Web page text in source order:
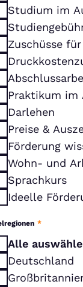
Studium im
Zuschüsse
Praktikum im
Darlehen
Preise &
Förderung
Wohn- und
Sprachkurs
Ideelle
*
Alle
Deutschland